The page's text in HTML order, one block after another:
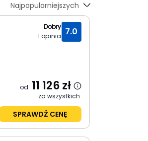
Najpopularniejszych
7.0
Dobry
1 opinia
od 11 126 zł
za wszystkich
SPRAWDŹ CENĘ